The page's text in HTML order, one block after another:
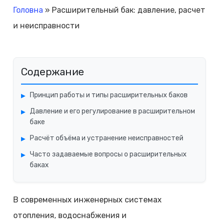
Головна » Расширительный бак: давление, расчет
и неисправности
Содержание
Принцип работы и типы расширительных баков
Давление и его регулирование в расширительном
баке
Расчёт объёма и устранение неисправностей
Часто задаваемые вопросы о расширительных
баках
В современных инженерных системах
отопления, водоснабжения и